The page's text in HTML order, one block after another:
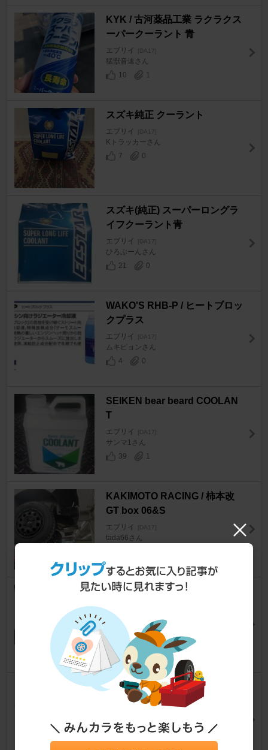
KYK / 古河薬品工業 ラクラクス
ーパークーラント 青
エブリイ [DA17]
猛獣音速さん
10
1
スズキ純正 クーラント
エブリイ [DA17]
Kトラッカーさん
7
0
スズキ(純正) スーパーロングラ
イフクーラント青
エブリイ [DA17]
ひろぶーんさん
21
0
WAKO'S RHB-P / ヒートブロッ
クプラス
エブリイ [DA17]
ムキピョンさん
4
0
SEIKEN bear beard COOLAN
T
エブリイ [DA17]
サンマ1さん
39
1
KAKIMOTO RACING / 柿本改
GT box 06&S
エブリイ [DA17]
tada66さん
ゼロクールシステム メッシュ
エブリイ [DA17]
0point(旧HT81Sのjake)さん
dai@works.eng オリジナル ラ
ージサイズスロットル
よっちぃ(^｡^)さん
35